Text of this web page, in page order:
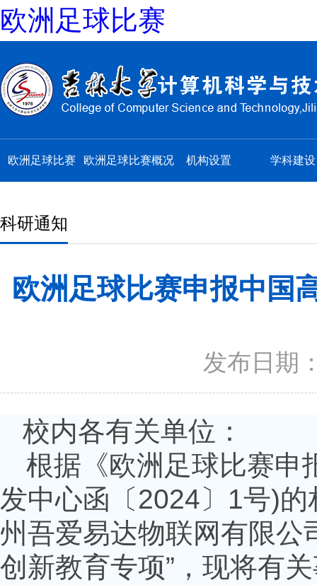
欧洲足球比赛
欧洲足球比赛 欧洲足球比赛概况 机构设置 学科建设
科研通知
欧洲足球比赛申报中国
发布日期
校内各有关单位：
根据《欧洲足球比赛申
发中心函〔 2024〕 1号)的
州吾爱易达物联网有限公
创新教育专项”，现将有